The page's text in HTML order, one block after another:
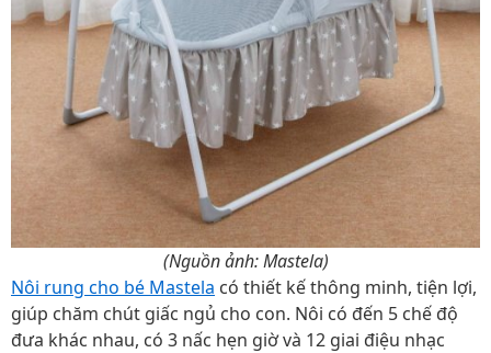
(Nguồn ảnh: Mastela)
Nôi rung cho bé Mastela có thiết kế thông minh, tiện lợi,
giúp chăm chút giấc ngủ cho con. Nôi có đến 5 chế độ
đưa khác nhau, có 3 nấc hẹn giờ và 12 giai điệu nhạc